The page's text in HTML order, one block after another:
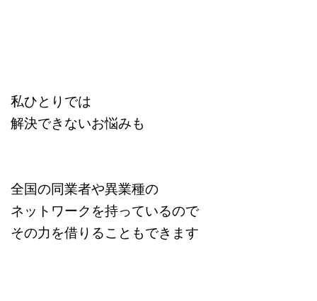
私ひとりでは
解決できないお悩みも
全国の同業者や異業種の
ネットワークを持っているので
その力を借りることもできます